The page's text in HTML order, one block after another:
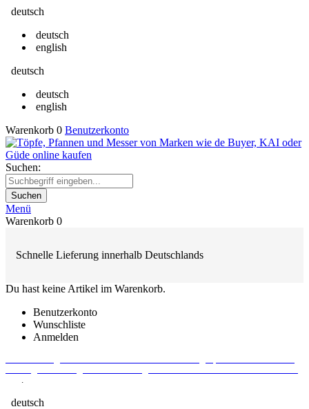
deutsch
deutsch
english
deutsch
deutsch
english
Warenkorb 0 Benutzerkonto
Suchen:
Suchen
Menü
Warenkorb 0
Schnelle Lieferung innerhalb Deutschlands
Du hast keine Artikel im Warenkorb.
Benutzerkonto
Wunschliste
Anmelden
.
deutsch